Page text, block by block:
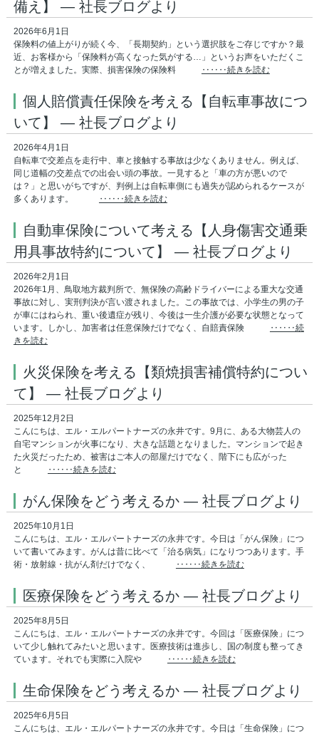
備え】 ― 社長ブログより
2026年6月1日
保険料の値上がりが続く今、「長期契約」という選択肢をご存じですか？最
近、お客様から「保険料が高くなった気がする…」というお声をいただくこ
とが増えました。実際、損害保険の保険料
‥‥‥続きを読む
個人賠償責任保険を考える【自転車事故につ
いて】 ― 社長ブログより
2026年4月1日
自転車で交差点を走行中、車と接触する事故は少なくありません。例えば、
同じ道幅の交差点での出会い頭の事故。一見すると「車の方が悪いので
は？」と思いがちですが、判例上は自転車側にも過失が認められるケースが
多くあります。
‥‥‥続きを読む
自動車保険について考える【人身傷害交通乗
用具事故特約について】 ― 社長ブログより
2026年2月1日
2026年1月、鳥取地方裁判所で、無保険の高齢ドライバーによる重大な交通
事故に対し、実刑判決が言い渡されました。この事故では、小学生の男の子
が車にはねられ、重い後遺症が残り、今後は一生介護が必要な状態となって
います。しかし、加害者は任意保険だけでなく、自賠責保険
‥‥‥続
きを読む
火災保険を考える【類焼損害補償特約につい
て】 ― 社長ブログより
2025年12月2日
こんにちは、エル・エルパートナーズの永井です。9月に、ある大物芸人の
自宅マンションが火事になり、大きな話題となりました。マンションで起き
た火災だったため、被害はご本人の部屋だけでなく、階下にも広がった
と
‥‥‥続きを読む
がん保険をどう考えるか ― 社長ブログより
2025年10月1日
こんにちは、エル・エルパートナーズの永井です。今日は「がん保険」につ
いて書いてみます。がんは昔に比べて「治る病気」になりつつあります。手
術・放射線・抗がん剤だけでなく、
‥‥‥続きを読む
医療保険をどう考えるか ― 社長ブログより
2025年8月5日
こんにちは、エル・エルパートナーズの永井です。今回は「医療保険」につ
いて少し触れてみたいと思います。医療技術は進歩し、国の制度も整ってき
ています。それでも実際に入院や
‥‥‥続きを読む
生命保険をどう考えるか ― 社長ブログより
2025年6月5日
こんにちは、エル・エルパートナーズの永井です。今日は「生命保険」につ